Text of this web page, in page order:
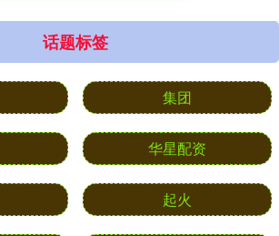
话题标签
集团
华星配资
起火